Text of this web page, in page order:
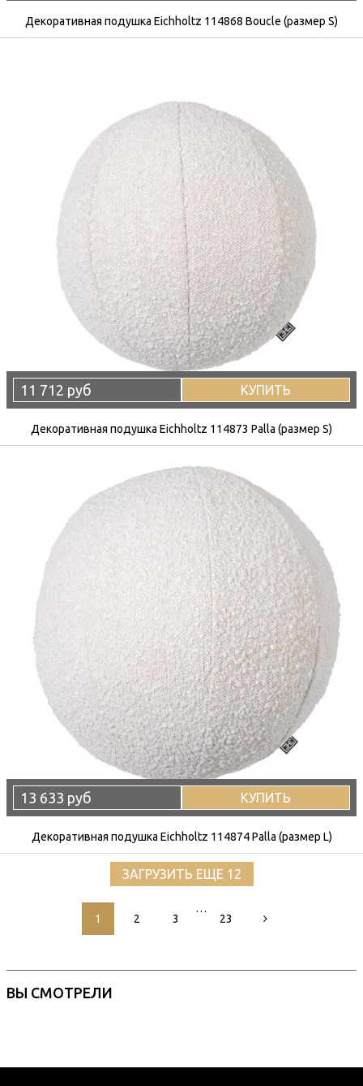
Декоративная подушка Eichholtz 114868 Boucle (размер S)
11 712 руб КУПИТЬ
Декоративная подушка Eichholtz 114873 Palla (размер S)
13 633 руб КУПИТЬ
Декоративная подушка Eichholtz 114874 Palla (размер L)
ЗАГРУЗИТЬ ЕЩЕ 12
1 2 3
…
23
ВЫ СМОТРЕЛИ